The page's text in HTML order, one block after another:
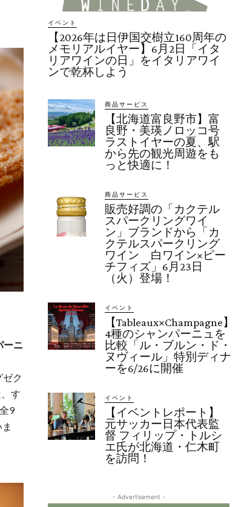
ーニ
ク
す
9
イベント
【2026年は日伊国交樹立160周年の
メモリアルイヤー】6月2日「イタ
リアワインの日」をイタリアワイ
ンで乾杯しよう
商品サービス
【北海道富良野市】富
良野・美瑛ノロッコ号
ラストイヤーの夏、駅
から先の観光周遊をも
っと快適に！
商品サービス
販売好調の「カクテル
スパークリングワイ
ン」ブランドから「カ
クテルスパークリング
ワイン 白ワイン×ピー
チフィズ」6月23日
（火）登場！
イベント
【Tableaux×Champagne】
4種のシャンパーニュを
比較「ル・ブルン・ド・
ヌヴィール」特別ディナ
ーを6/26に開催
イベント
【イベントレポート】
元サッカー日本代表監
督 フィリップ・トルシ
エ氏が北海道・仁木町
を訪問！
- Advertisement -